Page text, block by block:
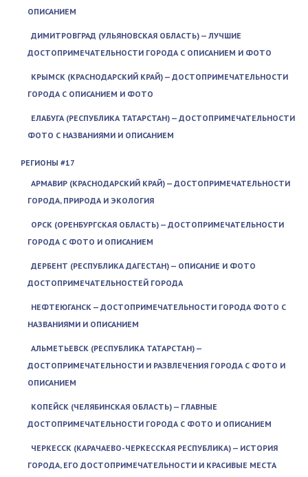
ОПИСАНИЕМ
ДИМИТРОВГРАД (УЛЬЯНОВСКАЯ ОБЛАСТЬ) — ЛУЧШИЕ
ДОСТОПРИМЕЧАТЕЛЬНОСТИ ГОРОДА С ОПИСАНИЕМ И ФОТО
КРЫМСК (КРАСНОДАРСКИЙ КРАЙ) — ДОСТОПРИМЕЧАТЕЛЬНОСТИ
ГОРОДА С ОПИСАНИЕМ И ФОТО
ЕЛАБУГА (РЕСПУБЛИКА ТАТАРСТАН) — ДОСТОПРИМЕЧАТЕЛЬНОСТИ
ФОТО С НАЗВАНИЯМИ И ОПИСАНИЕМ
РЕГИОНЫ #17
АРМАВИР (КРАСНОДАРСКИЙ КРАЙ) — ДОСТОПРИМЕЧАТЕЛЬНОСТИ
ГОРОДА, ПРИРОДА И ЭКОЛОГИЯ
ОРСК (ОРЕНБУРГСКАЯ ОБЛАСТЬ) — ДОСТОПРИМЕЧАТЕЛЬНОСТИ
ГОРОДА С ФОТО И ОПИСАНИЕМ
ДЕРБЕНТ (РЕСПУБЛИКА ДАГЕСТАН) — ОПИСАНИЕ И ФОТО
ДОСТОПРИМЕЧАТЕЛЬНОСТЕЙ ГОРОДА
НЕФТЕЮГАНСК — ДОСТОПРИМЕЧАТЕЛЬНОСТИ ГОРОДА ФОТО С
НАЗВАНИЯМИ И ОПИСАНИЕМ
АЛЬМЕТЬЕВСК (РЕСПУБЛИКА ТАТАРСТАН) —
ДОСТОПРИМЕЧАТЕЛЬНОСТИ И РАЗВЛЕЧЕНИЯ ГОРОДА С ФОТО И
ОПИСАНИЕМ
КОПЕЙСК (ЧЕЛЯБИНСКАЯ ОБЛАСТЬ) — ГЛАВНЫЕ
ДОСТОПРИМЕЧАТЕЛЬНОСТИ ГОРОДА С ФОТО И ОПИСАНИЕМ
ЧЕРКЕССК (КАРАЧАЕВО-ЧЕРКЕССКАЯ РЕСПУБЛИКА) — ИСТОРИЯ
ГОРОДА, ЕГО ДОСТОПРИМЕЧАТЕЛЬНОСТИ И КРАСИВЫЕ МЕСТА